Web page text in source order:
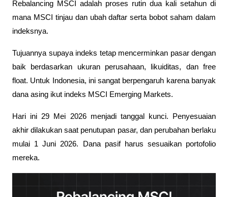
Rebalancing MSCI adalah proses rutin dua kali setahun di
mana MSCI tinjau dan ubah daftar serta bobot saham dalam
indeksnya.
Tujuannya supaya indeks tetap mencerminkan pasar dengan
baik berdasarkan ukuran perusahaan, likuiditas, dan free
float. Untuk Indonesia, ini sangat berpengaruh karena banyak
dana asing ikut indeks MSCI Emerging Markets.
Hari ini 29 Mei 2026 menjadi tanggal kunci. Penyesuaian
akhir dilakukan saat penutupan pasar, dan perubahan berlaku
mulai 1 Juni 2026. Dana pasif harus sesuaikan portofolio
mereka.